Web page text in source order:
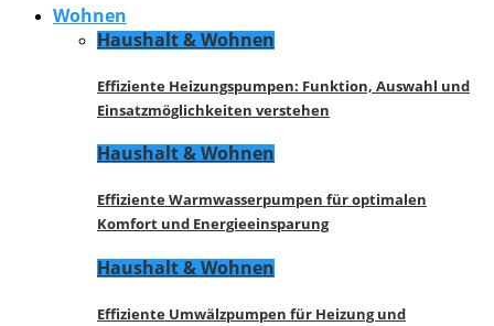
Wohnen
Haushalt & Wohnen
Effiziente Heizungspumpen: Funktion, Auswahl und
Einsatzmöglichkeiten verstehen
Haushalt & Wohnen
Effiziente Warmwasserpumpen für optimalen
Komfort und Energieeinsparung
Haushalt & Wohnen
Effiziente Umwälzpumpen für Heizung und